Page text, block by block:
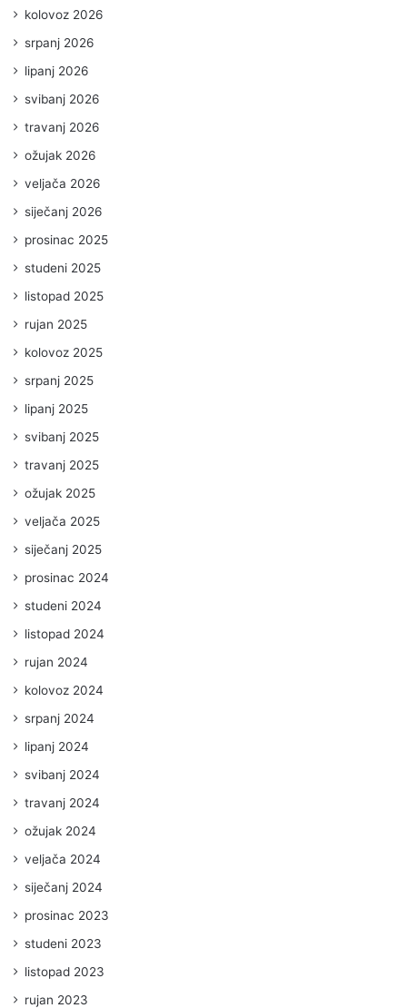
kolovoz 2026
srpanj 2026
lipanj 2026
svibanj 2026
travanj 2026
ožujak 2026
veljača 2026
siječanj 2026
prosinac 2025
studeni 2025
listopad 2025
rujan 2025
kolovoz 2025
srpanj 2025
lipanj 2025
svibanj 2025
travanj 2025
ožujak 2025
veljača 2025
siječanj 2025
prosinac 2024
studeni 2024
listopad 2024
rujan 2024
kolovoz 2024
srpanj 2024
lipanj 2024
svibanj 2024
travanj 2024
ožujak 2024
veljača 2024
siječanj 2024
prosinac 2023
studeni 2023
listopad 2023
rujan 2023